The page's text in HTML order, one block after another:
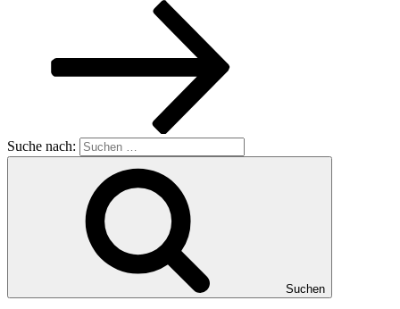
Suche nach:
Suchen